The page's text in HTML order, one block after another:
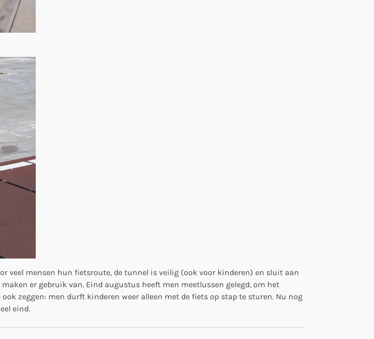
veel mensen hun fietsroute, de tunnel is veilig (ook voor kinderen) en sluit aan
er gebruik van. Eind augustus heeft men meetlussen gelegd, om het
zeggen: men durft kinderen weer alleen met de fiets op stap te sturen. Nu nog
eind.